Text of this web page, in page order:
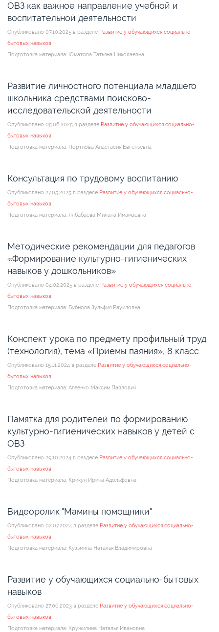
ОВЗ как важное направление учебной и
воспитательной деятельности
Опубликовано 07.10.2025 в разделе Развитие у обучающихся социально-
бытовых навыков
Подготовка материала: Юматова Татьяна Николаевна
Развитие личностного потенциала младшего
школьника средствами поисково-
исследовательской деятельности
Опубликовано 05.06.2025 в разделе Развитие у обучающихся социально-
бытовых навыков
Подготовка материала: Портнова Анастасия Евгеньевна
Консультация по трудовому воспитанию
Опубликовано 27.05.2025 в разделе Развитие у обучающихся социально-
бытовых навыков
Подготовка материала: Ялбабаева Милана Имамаевна
Методические рекомендации для педагогов
«Формирование культурно-гигиенических
навыков у дошкольников»
Опубликовано 04.02.2025 в разделе Развитие у обучающихся социально-
бытовых навыков
Подготовка материала: Бубнова Зульфия Рауиловна
Конспект урока по предмету профильный труд
(технология), тема «Приемы паяния», 8 класс
Опубликовано 15.11.2024 в разделе Развитие у обучающихся социально-
бытовых навыков
Подготовка материала: Агеенко Максим Павлович
Памятка для родителей по формированию
культурно-гигиенических навыков у детей с
ОВЗ
Опубликовано 29.10.2024 в разделе Развитие у обучающихся социально-
бытовых навыков
Подготовка материала: Крикун Ирина Адольфовна
Видеоролик "Мамины помощники"
Опубликовано 02.07.2024 в разделе Развитие у обучающихся социально-
бытовых навыков
Подготовка материала: Кузьмина Наталья Владимировна
Развитие у обучающихся социально-бытовых
навыков
Опубликовано 27.06.2023 в разделе Развитие у обучающихся социально-
бытовых навыков
Подготовка материала: Кружилина Наталья Ивановна